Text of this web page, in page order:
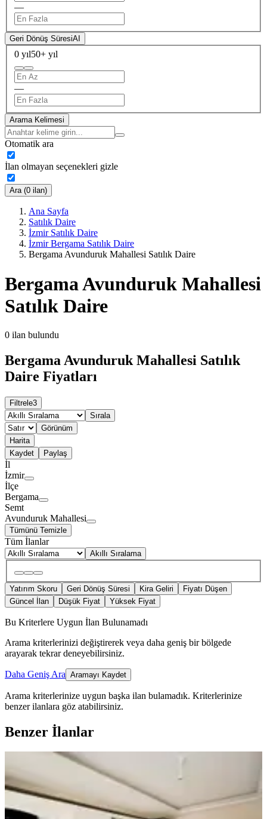
—
Geri Dönüş SüresiAI
0 yıl50+ yıl
—
Arama Kelimesi
Otomatik ara
İlan olmayan seçenekleri gizle
Ara (0 ilan)
Ana Sayfa
Satılık Daire
İzmir Satılık Daire
İzmir Bergama Satılık Daire
Bergama Avunduruk Mahallesi Satılık Daire
Bergama Avunduruk Mahallesi
Satılık Daire
0 ilan bulundu
Bergama Avunduruk Mahallesi Satılık
Daire Fiyatları
Filtrele3
Sırala
Görünüm
Harita
Kaydet
Paylaş
İl
İzmir
İlçe
Bergama
Semt
Avunduruk Mahallesi
Tümünü Temizle
Tüm İlanlar
Akıllı Sıralama
Yatırım Skoru Geri Dönüş Süresi Kira Geliri
Fiyatı Düşen
Güncel İlan
Düşük Fiyat Yüksek Fiyat
Bu Kriterlere Uygun İlan Bulunamadı
Arama kriterlerinizi değiştirerek veya daha geniş bir bölgede
arayarak tekrar deneyebilirsiniz.
Daha Geniş Ara Aramayı Kaydet
Arama kriterlerinize uygun başka ilan bulamadık. Kriterlerinize
benzer ilanlara göz atabilirsiniz.
Benzer İlanlar
ÖNE ÇIKAN
Mega Gayrimenkulden Fatih Mah
Satılık 3+1 Sıfır Daire
Bergama, Fatih Mahallesi